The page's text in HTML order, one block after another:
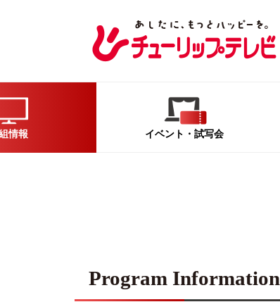
情報 イベント ・試写会
Program Information